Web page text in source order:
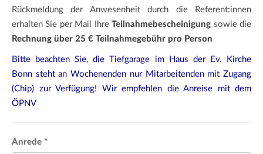
Rückmeldung der Anwesenheit durch die Referent:innen
erhalten Sie per Mail IhreTeilnahmebescheinigung sowie die
Rechnung über 25 € Teilnahmegebühr pro Person
Bitte beachten Sie, die Tiefgarage im Haus der Ev. Kirche
Bonn steht an Wochenenden nur Mitarbeitenden mit Zugang
(Chip) zur Verfügung! Wir empfehlen die Anreise mit dem
ÖPNV
Anrede *